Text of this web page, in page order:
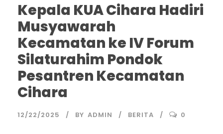
Kepala KUA Cihara Hadiri
Musyawarah
Kecamatan ke IV Forum
Silaturahim Pondok
Pesantren Kecamatan
Cihara
12/22/2025 BY ADMIN BERITA 0